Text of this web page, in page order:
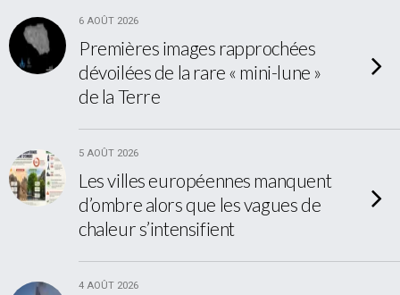
6 AOÛT 2026
Premières images rapprochées
dévoilées de la rare « mini-lune »
de la Terre
5 AOÛT 2026
Les villes européennes manquent
d’ombre alors que les vagues de
chaleur s’intensifient
4 AOÛT 2026